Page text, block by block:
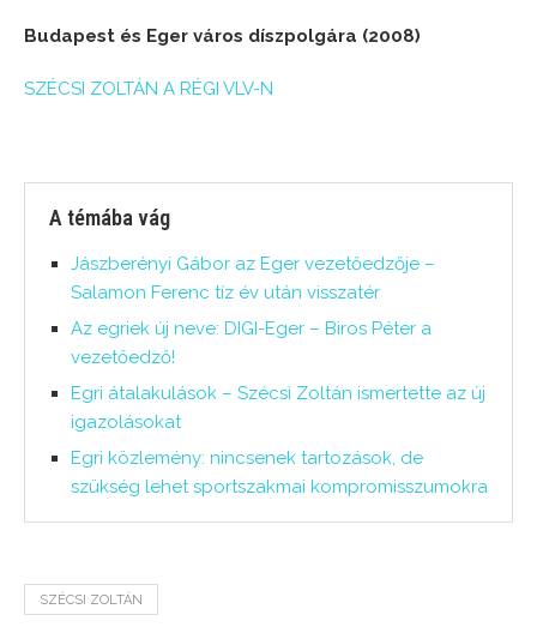
Budapest és Eger város díszpolgára (2008)
SZÉCSI ZOLTÁN A RÉGI VLV-N
A témába vág
Jászberényi Gábor az Eger vezetőedzője –
Salamon Ferenc tíz év után visszatér
Az egriek új neve: DIGI-Eger – Biros Péter a
vezetőedző!
Egri átalakulások – Szécsi Zoltán ismertette az új
igazolásokat
Egri közlemény: nincsenek tartozások, de
szükség lehet sportszakmai kompromisszumokra
SZÉCSI ZOLTÁN